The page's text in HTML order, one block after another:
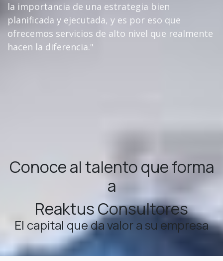
la importancia de una estrategia bien
planificada y ejecutada, y es por eso que
ofrecemos servicios de alto nivel que realmente
hacen la diferencia."
Conoce al talento que forma
a
Reaktus Consultores
El capital que da valor a su empresa